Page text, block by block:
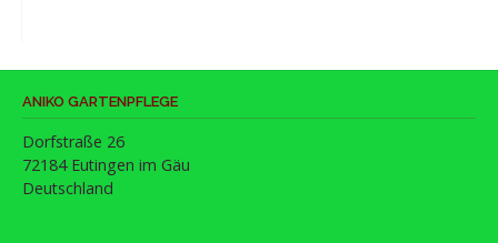
ANIKO GARTENPFLEGE
Dorfstraße 26
72184 Eutingen im Gäu
Deutschland